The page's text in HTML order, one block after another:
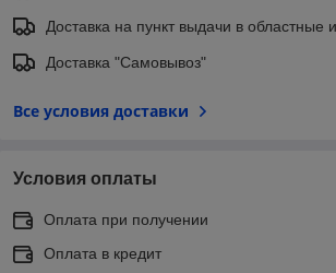
Доставка на пункт выдачи в областные
Доставка "Самовывоз"
Все условия доставки
Условия оплаты
Оплата при получении
Оплата в кредит